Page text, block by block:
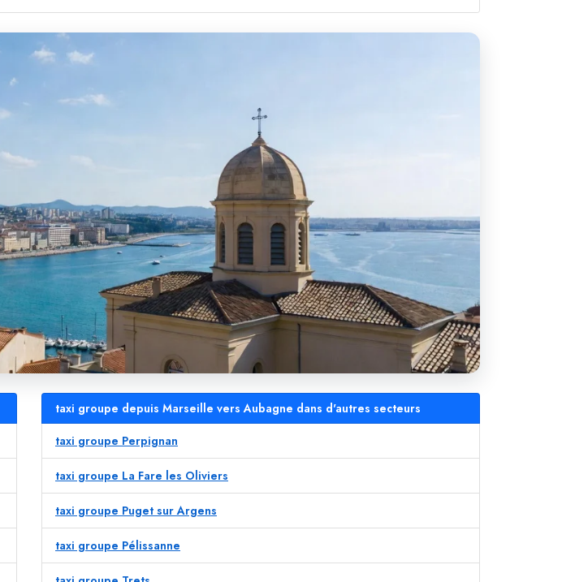
taxi groupe depuis Marseille vers Aubagne dans d'autres secteurs
taxi groupe Perpignan
taxi groupe La Fare les Oliviers
taxi groupe Puget sur Argens
taxi groupe Pélissanne